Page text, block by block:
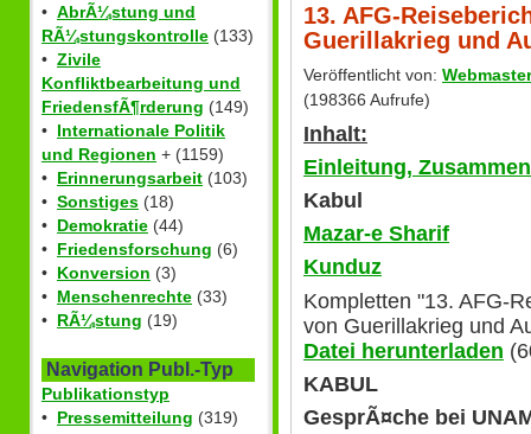
• AbrÃ¼stung und
RÃ¼stungskontrolle (133)
• Zivile
Konfliktbearbeitung und
FriedensfÃ¶rderung (149)
• Internationale Politik
und Regionen + (1159)
• Erinnerungsarbeit (103)
• Sonstiges (18)
• Demokratie (44)
• Friedensforschung (6)
• Konversion (3)
• Menschenrechte (33)
• RÃ¼stung (19)
Navigation Publ.-Typ
Publikationstyp
• Pressemitteilung (319)
13. AFG-
Guerillakrieg und
Veröffentlicht von: Webmaster
(198366 Aufrufe)
Inhalt:
Einleitung,
Kabul
Mazar-e Sharif
Kunduz
Kompletten "13. AFG-
von Guerillakrieg und
Datei herunterladen
KABUL
GesprÃ¤che bei